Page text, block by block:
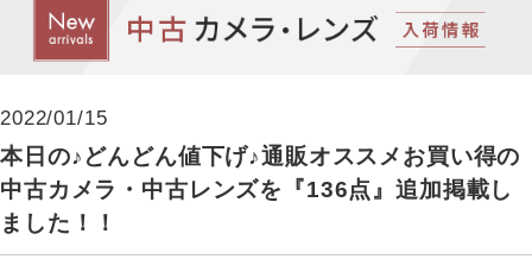
2022/01/15
本日の♪どんどん値下げ♪通販オススメお買い得の
中古カメラ・中古レンズを『136点』追加掲載し
ました！！